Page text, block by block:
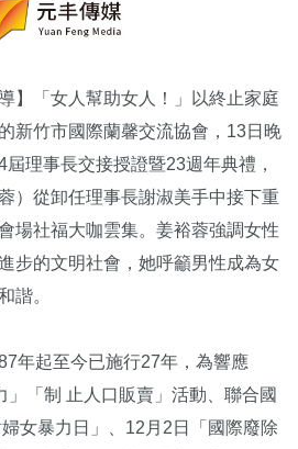
】「女人幫助女人！」以終止家庭
新竹市國際蘭馨交流協會，13日晚
屆理事長交接授證暨23週年典禮，
）從卸任理事長謝淑美手中接下重
場社福大咖雲集。姜裕蓉強調女性
步的文明社會，她呼籲男性成為女
諧。
年起至今已施行27年，為響應
」「制 止人口販賣」活動、聯合國
女暴力日」、12月2日「國際廢除